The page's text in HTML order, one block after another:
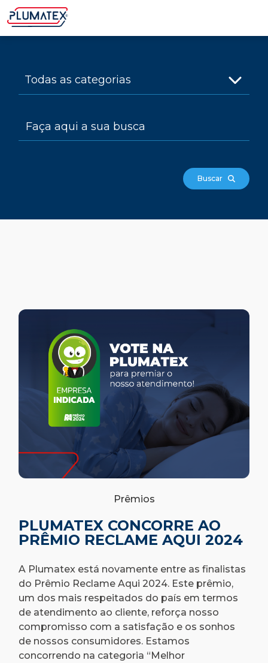
Buscar
Prêmios
PLUMATEX CONCORRE AO
PRÊMIO RECLAME AQUI 2024
A Plumatex está novamente entre as finalistas
do Prêmio Reclame Aqui 2024. Este prêmio,
um dos mais respeitados do país em termos
de atendimento ao cliente, reforça nosso
compromisso com a satisfação e os sonhos
de nossos consumidores. Estamos
concorrendo na categoria “Melhor